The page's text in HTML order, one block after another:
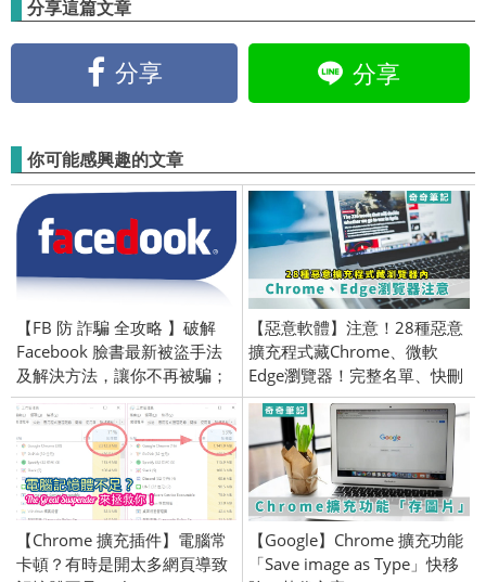
分享這篇文章
分享 分享
你可能感興趣的文章
【FB 防 詐騙 全攻略 】破解
Facebook 臉書最新被盜手法
及解決方法，讓你不再被騙；
持續更新詐騙技巧
【惡意軟體】注意！28種惡意
擴充程式藏Chrome、微軟
Edge瀏覽器！完整名單、快刪
除
【Chrome 擴充插件】電腦常
卡頓？有時是開太多網頁導致
【Google】Chrome 擴充功能
「Save image as Type」快移